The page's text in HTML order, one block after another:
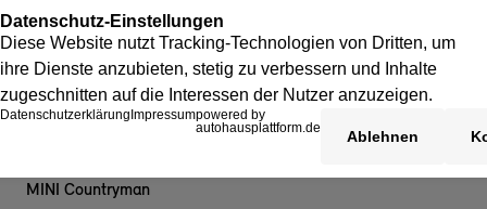
MINI Countryman